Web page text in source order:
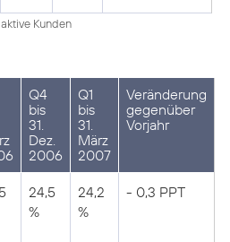
Kunden
Q4
bis
31.
Dez.
2006
Q1
bis
31.
März
2007
Veränderung
gegenüber
Vorjahr
24,5
%
24,2
%
- 0,3 PPT